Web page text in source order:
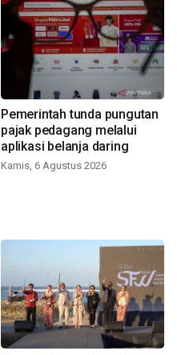
Pemerintah tunda pungutan
pajak pedagang melalui
aplikasi belanja daring
Kamis, 6 Agustus 2026